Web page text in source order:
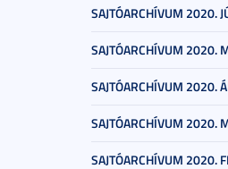
SAJTÓARCHÍVUM 2020.
SAJTÓARCHÍVUM 2020.
SAJTÓARCHÍVUM 2020.
SAJTÓARCHÍVUM 2020.
SAJTÓARCHÍVUM 2020.